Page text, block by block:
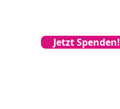
Jetzt Spenden!